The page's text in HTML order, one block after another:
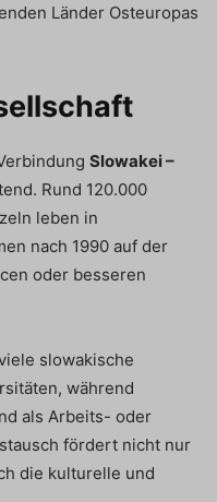
Länder Osteuropas
Slowakei –
Rund 120.000
leben in
nach 1990 auf der
oder besseren
slowakische
während
als Arbeits- oder
fördert nicht nur
die kulturelle und